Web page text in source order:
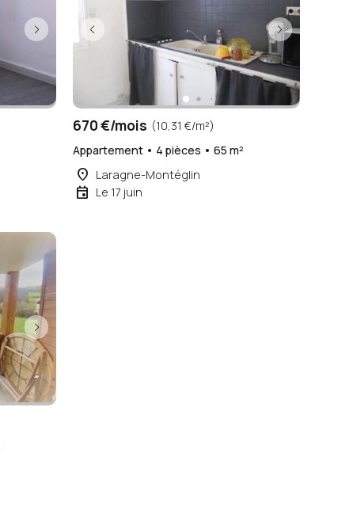
670 €/mois (10,31 €/m²)
Appartement • 4 pièces • 65 m²
place Laragne-Montéglin
event Le 17 juin